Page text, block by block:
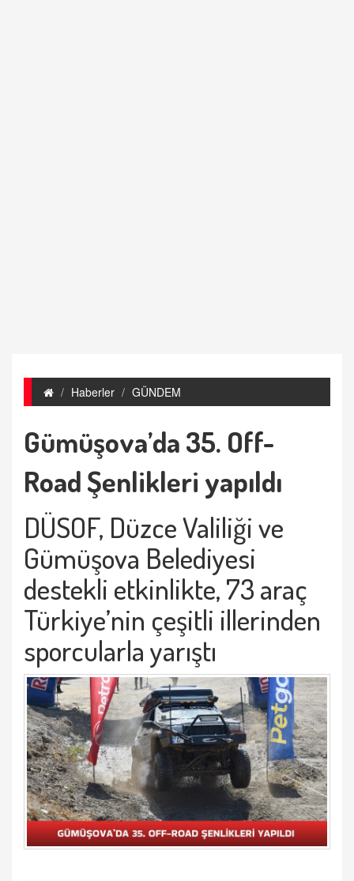
Haberler GÜNDEM
Gümüşova’da 35. Off-
Road Şenlikleri yapıldı
DÜSOF, Düzce Valiliği ve
Gümüşova Belediyesi
destekli etkinlikte, 73 araç
Türkiye’nin çeşitli illerinden
sporcularla yarıştı